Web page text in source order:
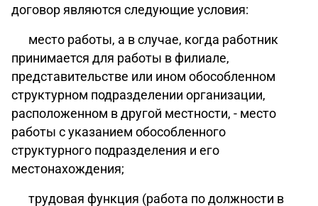
договор являются следующие условия:
место работы, а в случае, когда работник
принимается для работы в филиале,
представительстве или ином обособленном
структурном подразделении организации,
расположенном в другой местности, - место
работы с указанием обособленного
структурного подразделения и его
местонахождения;
трудовая функция (работа по должности в